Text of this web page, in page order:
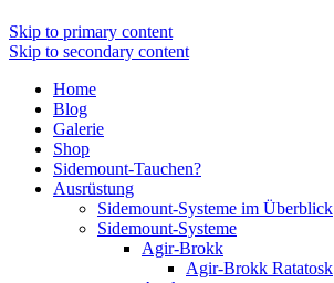
Skip to primary content
Skip to secondary content
Home
Blog
Galerie
Shop
Sidemount-Tauchen?
Ausrüstung
Sidemount-Systeme im Überblick
Sidemount-Systeme
Agir-Brokk
Agir-Brokk Ratatosk